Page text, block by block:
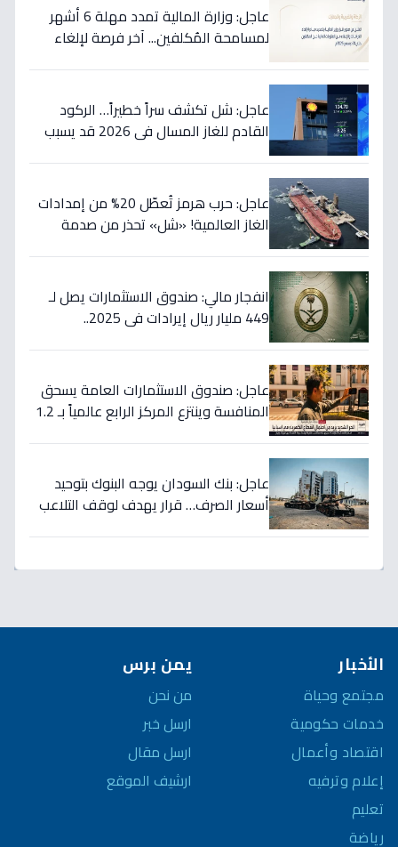
عاجل: وزارة المالية تمدد مهلة 6 أشهر
لمسامحة المُكلفين... آخر فرصة لإلغاء
عاجل: شل تكشف سراً خطيراً… الركود
القادم للغاز المسال في 2026 قد يسبب
عاجل: حرب هرمز تُعطّل 20% من إمدادات
الغاز العالمية! «شل» تحذر من صدمة
انفجار مالي: صندوق الاستثمارات يصل لـ
449 مليار ريال إيرادات في 2025..
عاجل: صندوق الاستثمارات العامة يسحق
المنافسة وينتزع المركز الرابع عالمياً بـ 1.2
عاجل: بنك السودان يوجه البنوك بتوحيد
أسعار الصرف… قرار يهدف لوقف التلاعب
الأخبار
مجتمع وحياة
خدمات حكومية
اقتصاد وأعمال
إعلام وترفيه
تعليم
رياضة
يمن برس
من نحن
ارسل خبر
ارسل مقال
ارشيف الموقع